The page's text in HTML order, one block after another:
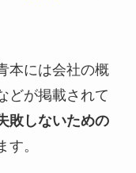
本には会社の概
どが掲載されて
敗しないための
す。